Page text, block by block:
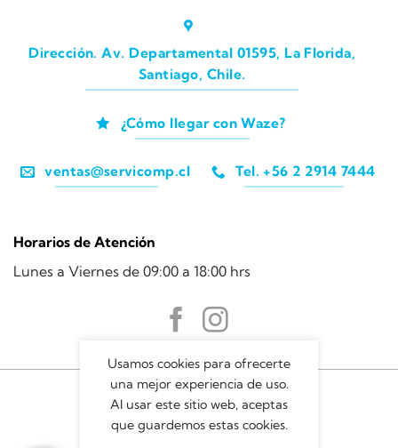
Dirección. Av. Departamental 01595, La Florida,
Santiago, Chile.
¿Cómo llegar con Waze?
ventas@servicomp.cl Tel. +56 2 2914 7444
Horarios de Atención
Lunes a Viernes de 09:00 a 18:00 hrs
Usamos cookies para ofrecerte
una mejor experiencia de uso.
Al usar este sitio web, aceptas
que guardemos estas cookies.